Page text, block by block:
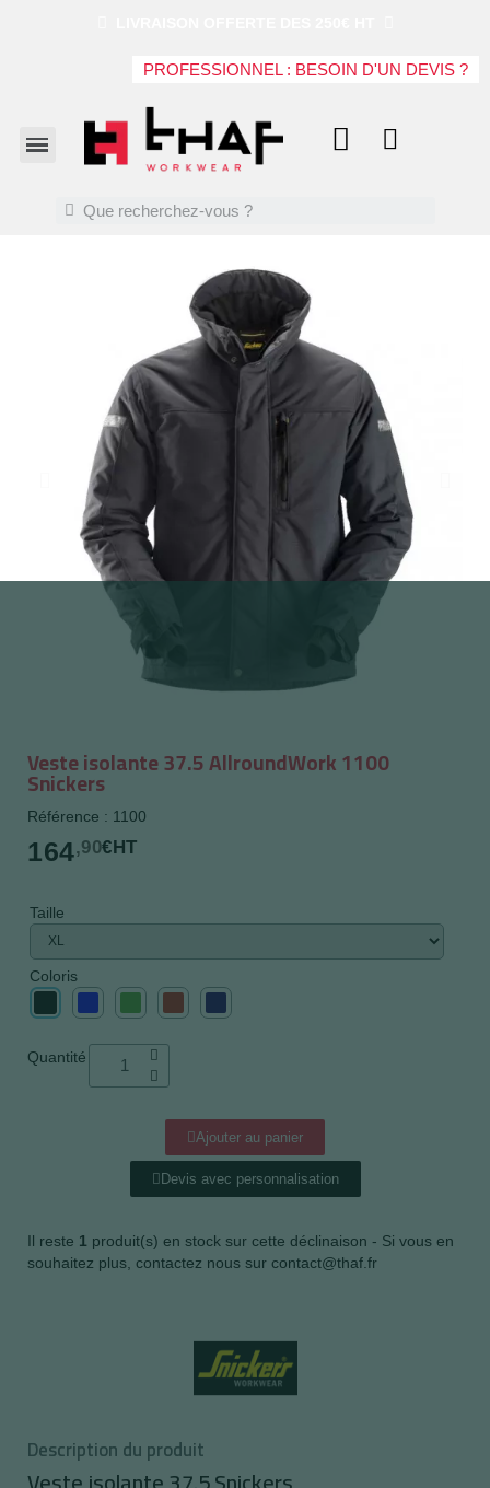
PROFESSIONNEL : BESOIN D'UN DEVIS ?
Veste isolante 37.5 AllroundWork 1100
Snickers
Référence : 1100
164,90€HT
Taille
Coloris
Quantité
Ajouter au panier
Devis avec personnalisation
Il reste 1 produit(s) en stock sur cette déclinaison - Si vous en
souhaitez plus, contactez nous sur contact@thaf.fr
Description du produit